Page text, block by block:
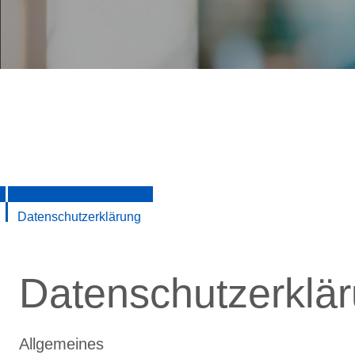
Datenschutzerklärung
Allgemeines